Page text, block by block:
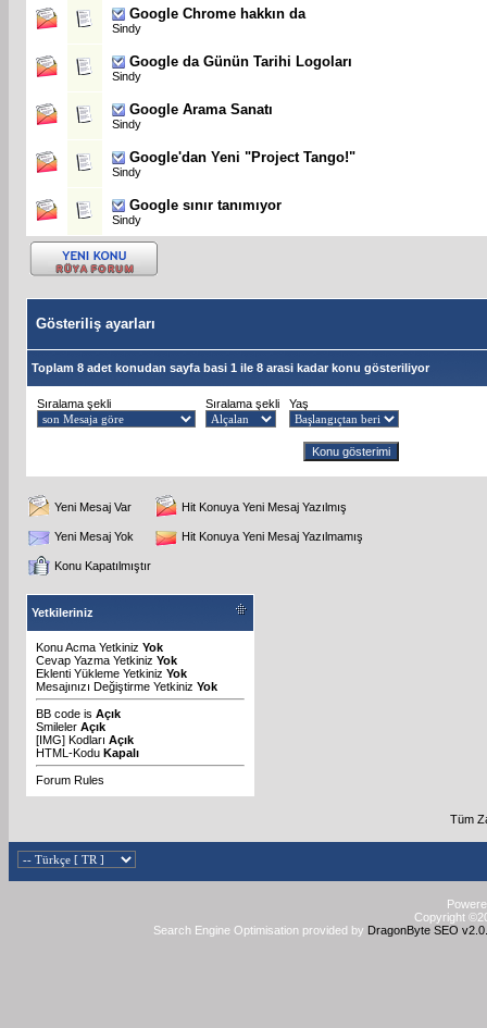
Google Chrome hakkın da
Sindy
Google da Günün Tarihi Logoları
Sindy
Google Arama Sanatı
Sindy
Google'dan Yeni "Project Tango!"
Sindy
Google sınır tanımıyor
Sindy
Gösteriliş ayarları
Toplam 8 adet konudan sayfa basi 1 ile 8 arasi kadar konu gösteriliyor
Sıralama şekli Sıralama şekli Yaş
Yeni Mesaj Var Hit Konuya Yeni Mesaj Yazılmış
Yeni Mesaj Yok Hit Konuya Yeni Mesaj Yazılmamış
Konu Kapatılmıştır
Yetkileriniz
Konu Acma Yetkiniz Yok
Cevap Yazma Yetkiniz Yok
Eklenti Yükleme Yetkiniz Yok
Mesajınızı Değiştirme Yetkiniz Yok
BB code is Açık
Smileler Açık
[IMG] Kodları Açık
HTML-Kodu Kapalı
Forum Rules
Tüm
Copyright
Search Engine Optimisation provided by DragonByte SEO